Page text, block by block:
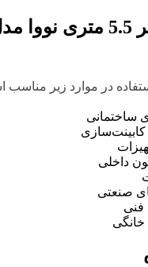
در موارد زیر مناسب
ساختمانی
کابینت‌سازی
داخلی
صنعتی
فنی